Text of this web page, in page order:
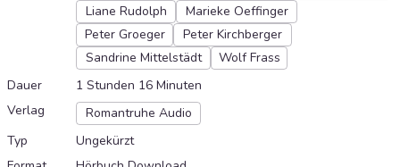
Liane Rudolph
Marieke Oeffinger
Peter Groeger
Peter Kirchberger
Sandrine Mittelstädt
Wolf Frass
Dauer
1 Stunden 16 Minuten
Verlag
Romantruhe Audio
Typ
Ungekürzt